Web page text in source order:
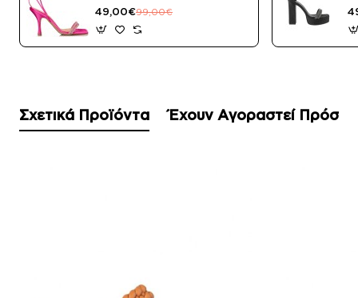
Μαύρο Satin
49,00€99,00€
Σχετικά Προϊόντα Έχουν Αγοραστεί